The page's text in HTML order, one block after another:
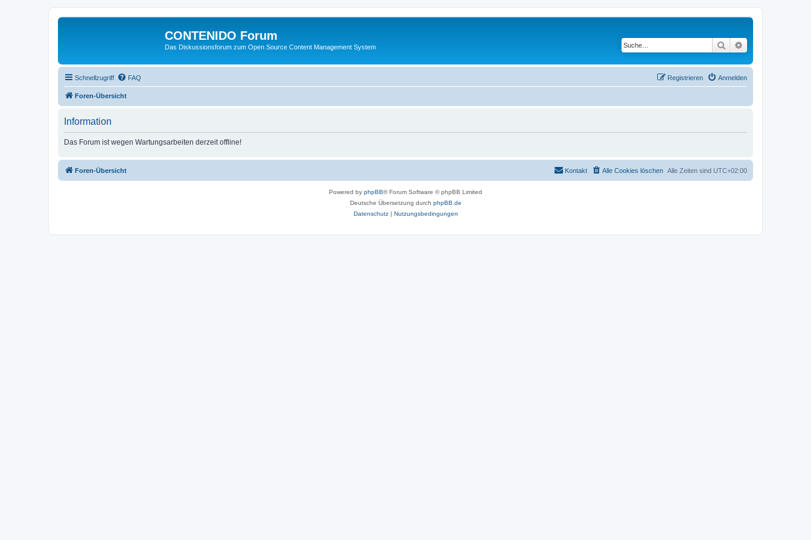
CONTENIDO Forum
Das Diskussionsforum zum Open Source Content Management System Suche
Schnellzugriff FAQ Anmelden
Registrieren
Foren-Übersicht
Information
Das Forum ist wegen Wartungsarbeiten derzeit offline!
Foren-Übersicht Alle Zeiten sind UTC+02:00
Alle Cookies löschen
Kontakt
Powered by phpBB® Forum Software © phpBB Limited
Deutsche Übersetzung durch phpBB.de
Datenschutz| Nutzungsbedingungen